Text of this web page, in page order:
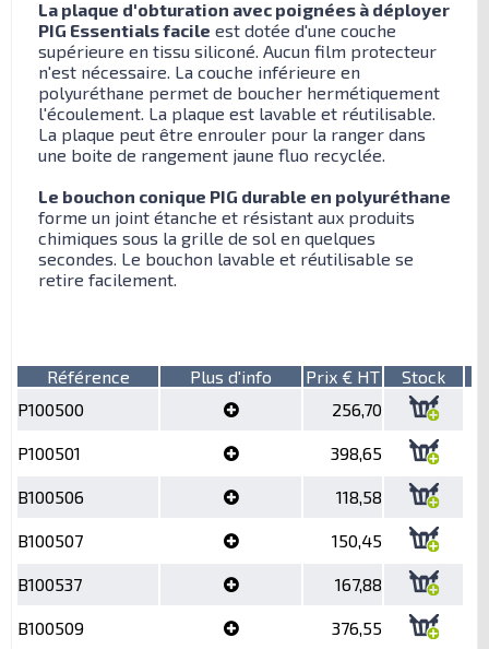
La plaque d'obturation avec poignées à déployer
PIG Essentials facile est dotée d'une couche
supérieure en tissu siliconé. Aucun film protecteur
n'est nécessaire. La couche inférieure en
polyuréthane permet de boucher hermétiquement
l'écoulement. La plaque est lavable et réutilisable.
La plaque peut être enrouler pour la ranger dans
une boite de rangement jaune fluo recyclée.
Le bouchon conique PIG durable en polyuréthane
forme un joint étanche et résistant aux produits
chimiques sous la grille de sol en quelques
secondes. Le bouchon lavable et réutilisable se
retire facilement.
Référence Plus d'info Prix € HT
Stock
P100500
256,70
P100501 398,65
B100506 118,58
B100507 150,45
B100537 167,88
B100509 376,55